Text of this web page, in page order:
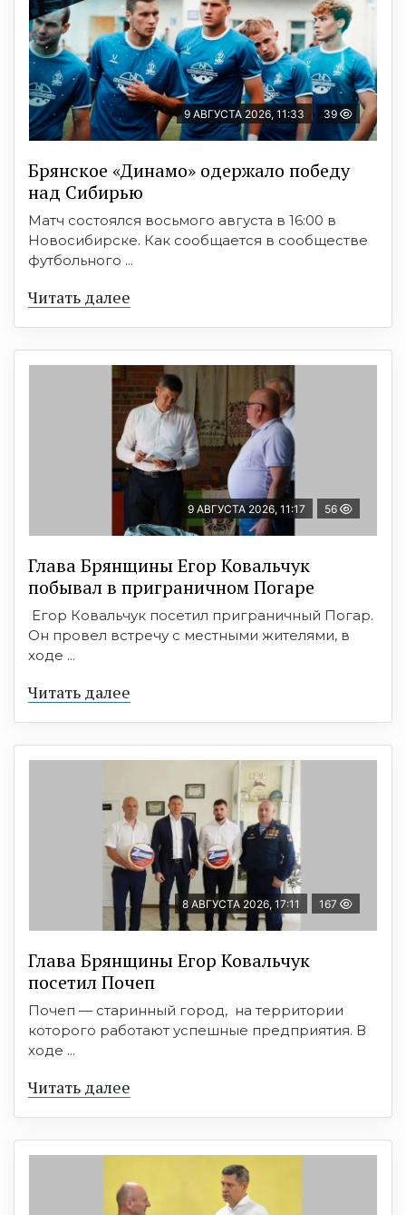
9 АВГУСТА 2026, 11:33 39
Брянское «Динамо» одержало победу
над Сибирью
Матч состоялся восьмого августа в 16:00 в
Новосибирске. Как сообщается в сообществе
футбольного ...
Читать далее
9 АВГУСТА 2026, 11:17 56
Глава Брянщины Егор Ковальчук
побывал в приграничном Погаре
Егор Ковальчук посетил приграничный Погар.
Он провел встречу с местными жителями, в
ходе ...
Читать далее
8 АВГУСТА 2026, 17:11 167
Глава Брянщины Егор Ковальчук
посетил Почеп
Почеп — старинный город, на территории
которого работают успешные предприятия. В
ходе ...
Читать далее